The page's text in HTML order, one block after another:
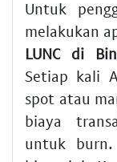
Untuk
melakukan
LUNC di
Setiap kali
spot atau
biaya
untuk burn.